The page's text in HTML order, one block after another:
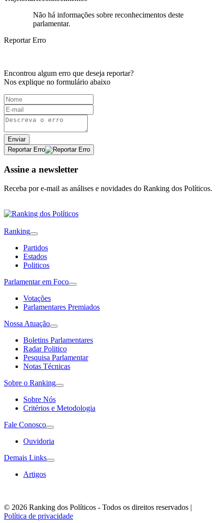
Não há informações sobre reconhecimentos deste
parlamentar.
Reportar Erro
Encontrou algum erro que deseja reportar?
Nos explique no formulário abaixo
Enviar
Reportar Erro
Assine a newsletter
Receba por e-mail as análises e novidades do Ranking dos Políticos.
Ranking
Partidos
Estados
Politicos
Parlamentar em Foco
Votações
Parlamentares Premiados
Nossa Atuação
Boletins Parlamentares
Radar Politico
Pesquisa Parlamentar
Notas Técnicas
Sobre o Ranking
Sobre Nós
Critérios e Metodologia
Fale Conosco
Ouvidoria
Demais Links
Artigos
© 2026 Ranking dos Políticos - Todos os direitos reservados |
Política de privacidade